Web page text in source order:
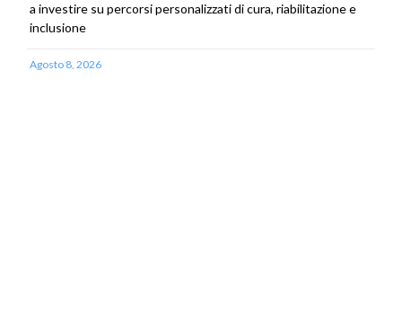
a investire su percorsi personalizzati di cura, riabilitazione e
inclusione
Agosto 8, 2026